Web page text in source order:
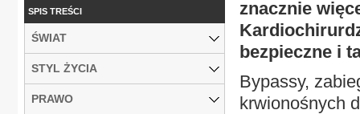
znacznie
bezpieczne i
Bypassy,
krwionośnych
SPIS TREŚCI
ŚWIAT
STYL ŻYCIA
PRAWO